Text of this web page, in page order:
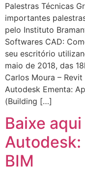
Palestras Técnicas
importantes
pelo Instituto
Softwares CAD:
seu escritório
maio de 2018, das
Carlos Moura –
Autodesk Ementa:
(Building […]
Baixe
BIM